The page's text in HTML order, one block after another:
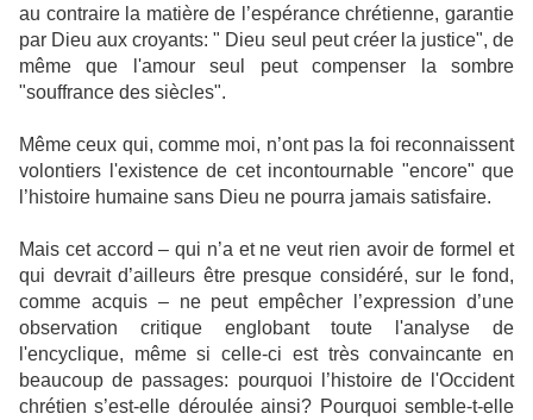
au contraire la matière de l’espérance chrétienne, garantie
par Dieu aux croyants: " Dieu seul peut créer la justice", de
même que l'amour seul peut compenser la sombre
"souffrance des siècles".
Même ceux qui, comme moi, n’ont pas la foi reconnaissent
volontiers l'existence de cet incontournable "encore" que
l’histoire humaine sans Dieu ne pourra jamais satisfaire.
Mais cet accord – qui n’a et ne veut rien avoir de formel et
qui devrait d’ailleurs être presque considéré, sur le fond,
comme acquis – ne peut empêcher l’expression d’une
observation critique englobant toute l'analyse de
l'encyclique, même si celle-ci est très convaincante en
beaucoup de passages: pourquoi l’histoire de l'Occident
chrétien s’est-elle déroulée ainsi? Pourquoi semble-t-elle